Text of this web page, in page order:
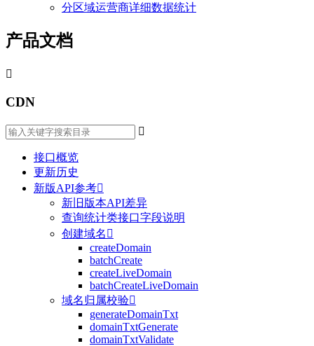
分区域运营商详细数据统计
产品文档

CDN

接口概览
更新历史
新版API参考
新旧版本API差异
查询统计类接口字段说明
创建域名 
createDomain
batchCreate
createLiveDomain
batchCreateLiveDomain
域名归属校验
generateDomainTxt
domainTxtGenerate
domainTxtValidate